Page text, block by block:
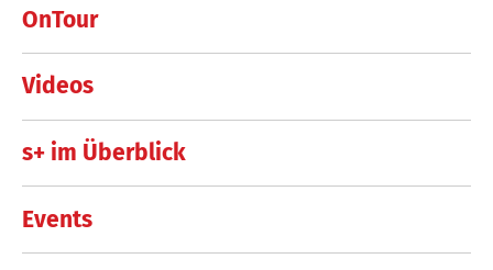
OnTour
Videos
s+ im Überblick
Events